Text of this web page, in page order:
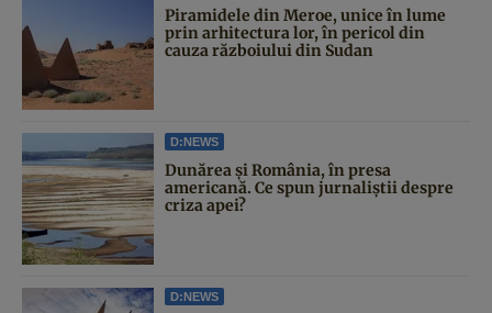
Piramidele din Meroe, unice în lume
prin arhitectura lor, în pericol din
cauza războiului din Sudan
D:NEWS
Dunărea și România, în presa
americană. Ce spun jurnaliștii despre
criza apei?
D:NEWS